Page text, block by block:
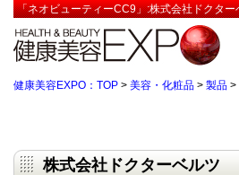
「ネオビューティーCC9」:株式会社ドクタ
健康美容EXPO：TOP > 美容・化粧品 > 製品 >
株式会社ドクターベルツ